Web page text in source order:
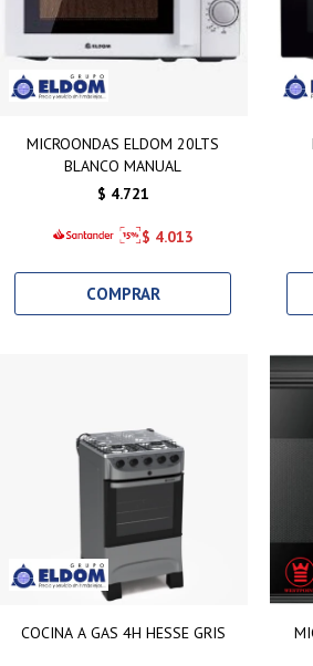
MICROONDAS ELDOM 20LTS
BLANCO MANUAL
$ 4.721
$ 4.013
COCINA A GAS 4H HESSE GRIS